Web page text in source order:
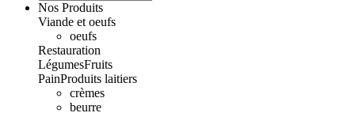
Nos Produits
Viande et oeufs
oeufs
Restauration
LégumesFruits
PainProduits laitiers
crèmes
beurre